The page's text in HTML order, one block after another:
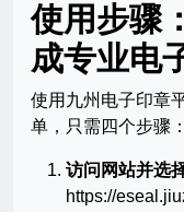
使用步骤
成专业电
使用九州电子印章
单，只需四个步骤：
访问网站并选
https://